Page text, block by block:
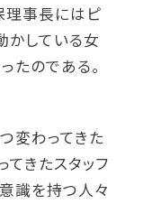
理事長にはピ
かしている女
たのである。
変わってきた
きたスタッフ
識を持つ人々